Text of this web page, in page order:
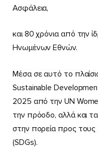
Ασφάλεια,
και 80 χρόνια από την
Ηνωμένων Εθνών.
Μέσα σε αυτό το
Sustainable
2025 από την UN
την πρόοδο, αλλά και
στην πορεία προς
(SDGs).